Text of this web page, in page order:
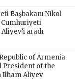
Başbakanı Nikol
Cumhuriyeti
aradı
of Armenia
President of the
Ilham Aliyev